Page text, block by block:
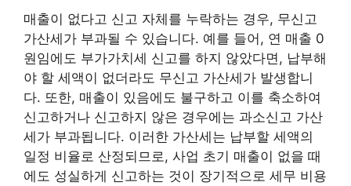
매출이 없다고 신고 자체를 누락하는 경우, 무신고
가산세가 부과될 수 있습니다. 예를 들어, 연 매출 0
원임에도 부가가치세 신고를 하지 않았다면, 납부해
야 할 세액이 없더라도 무신고 가산세가 발생합니
다. 또한, 매출이 있음에도 불구하고 이를 축소하여
신고하거나 신고하지 않은 경우에는 과소신고 가산
세가 부과됩니다. 이러한 가산세는 납부할 세액의
일정 비율로 산정되므로, 사업 초기 매출이 없을 때
에도 성실하게 신고하는 것이 장기적으로 세무 비용